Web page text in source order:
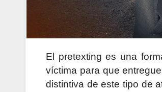
El pretexting es una
víctima para que
distintiva de este tipo de